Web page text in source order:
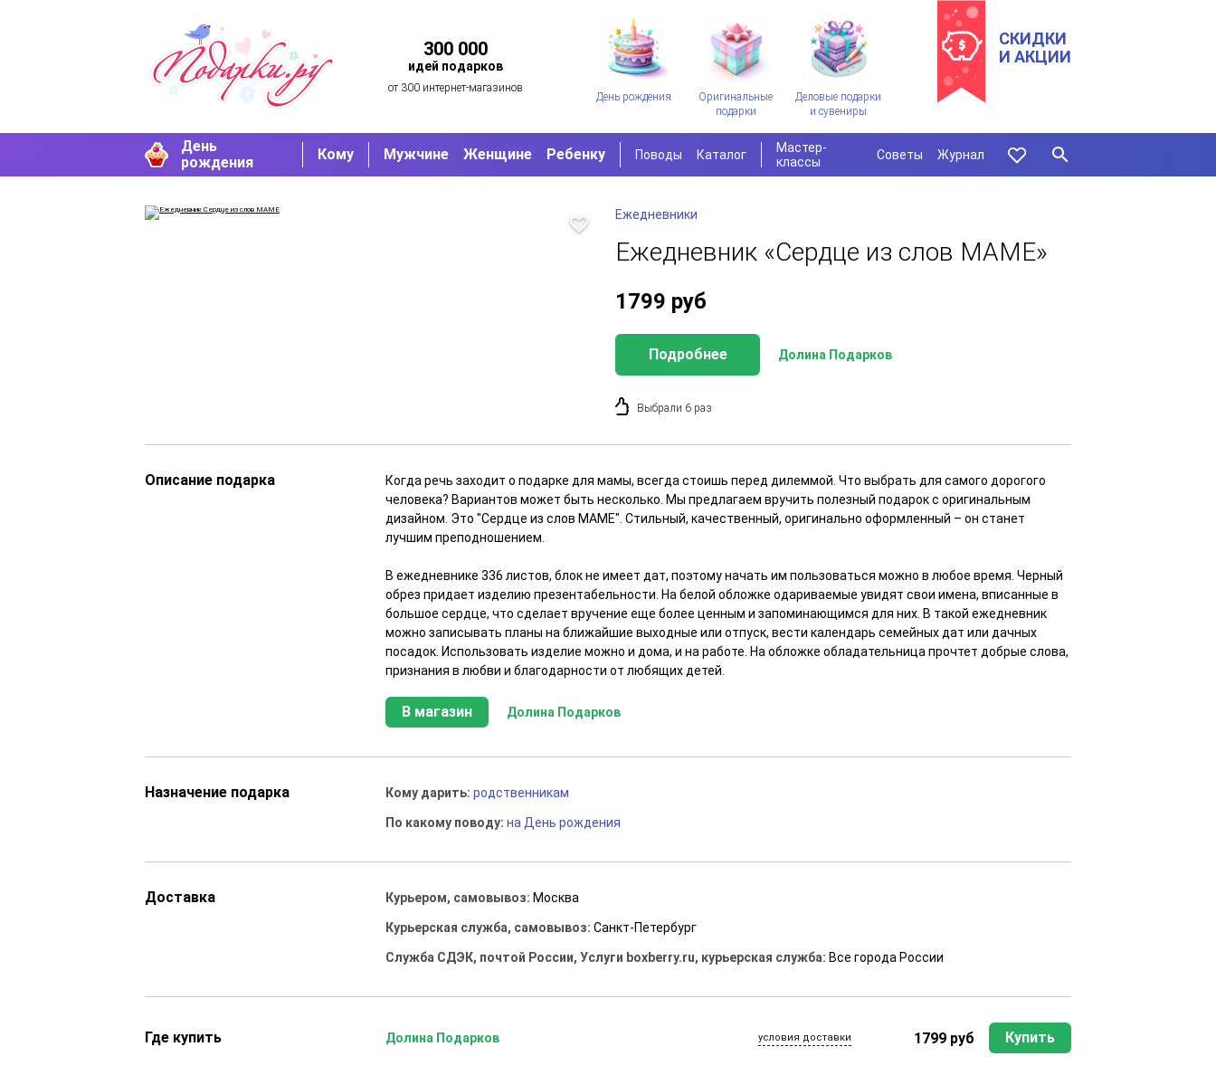
300 000
идей подарков
от 300 интернет-магазинов
День рождения
Оригинальные
подарки
Деловые подарки
и сувениры
СКИДКИ
И АКЦИИ
День
рождения
Кому Мужчине Женщине Ребенку Поводы Каталог
Мастер-
классы
Советы Журнал
Ежедневники
Ежедневник «Сердце из слов МАМЕ»
1799 руб
Подробнее Долина Подарков
Выбрали 6 раз
Описание подарка
Когда речь заходит о подарке для мамы, всегда стоишь перед дилеммой. Что выбрать для самого дорогого
человека? Вариантов может быть несколько. Мы предлагаем вручить полезный подарок с оригинальным
дизайном. Это "Сердце из слов МАМЕ". Стильный, качественный, оригинально оформленный – он станет
лучшим преподношением.
В ежедневнике 336 листов, блок не имеет дат, поэтому начать им пользоваться можно в любое время. Черный
обрез придает изделию презентабельности. На белой обложке одариваемые увидят свои имена, вписанные в
большое сердце, что сделает вручение еще более ценным и запоминающимся для них. В такой ежедневник
можно записывать планы на ближайшие выходные или отпуск, вести календарь семейных дат или дачных
посадок. Использовать изделие можно и дома, и на работе. На обложке обладательница прочтет добрые слова,
признания в любви и благодарности от любящих детей.
В магазин Долина Подарков
Назначение подарка Кому дарить:родственникам
По какому поводу:на День рождения
Доставка Курьером, самовывоз: Москва
Курьерская служба, самовывоз:Санкт-Петербург
Служба СДЭК, почтой России, Услуги boxberry.ru, курьерская служба: Все города России
Где купить Долина Подарков условия доставки 1799 руб Купить